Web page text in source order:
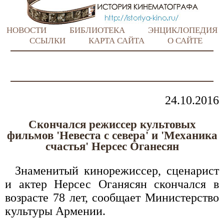
НОВОСТИ БИБЛИОТЕКА
ЭНЦИКЛОПЕДИЯ
ССЫЛКИ
КАРТА САЙТА О САЙТЕ
24.10.2016
Скончался режиссер культовых
фильмов 'Невеста с севера' и 'Механика
счастья' Нерсес Оганесян
Знаменитый кинорежиссер, сценарист
и актер Нерсес Оганясян скончался в
возрасте 78 лет, сообщает Министерство
культуры Армении.